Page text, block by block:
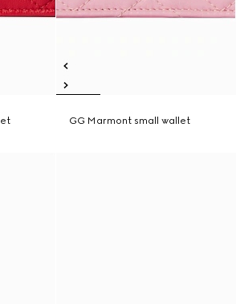
GG Marmont small wallet